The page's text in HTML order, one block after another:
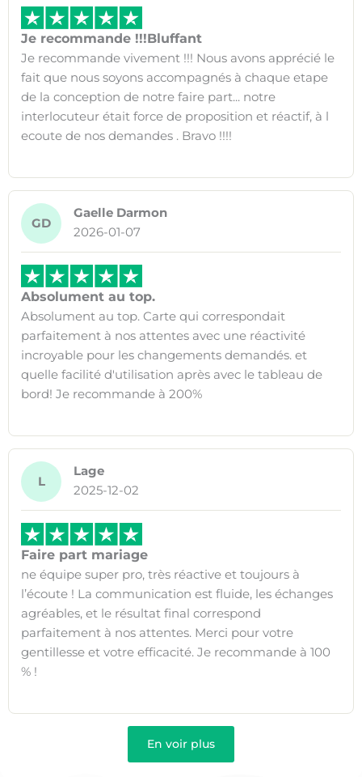
Je recommande !!!Bluffant
Je recommande vivement !!! Nous avons apprécié le
fait que nous soyons accompagnés à chaque etape
de la conception de notre faire part... notre
interlocuteur était force de proposition et réactif, à l
ecoute de nos demandes . Bravo !!!!
GD
Gaelle Darmon
2026-01-07
Absolument au top.
Absolument au top. Carte qui correspondait
parfaitement à nos attentes avec une réactivité
incroyable pour les changements demandés. et
quelle facilité d'utilisation après avec le tableau de
bord! Je recommande à 200%
L
Lage
2025-12-02
Faire part mariage
ne équipe super pro, très réactive et toujours à
l’écoute ! La communication est fluide, les échanges
agréables, et le résultat final correspond
parfaitement à nos attentes. Merci pour votre
gentillesse et votre efficacité. Je recommande à 100
% !
En voir plus